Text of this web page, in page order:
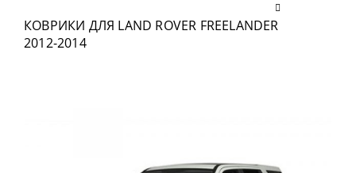
КОВРИКИ ДЛЯ LAND ROVER FREELANDER
2012-2014